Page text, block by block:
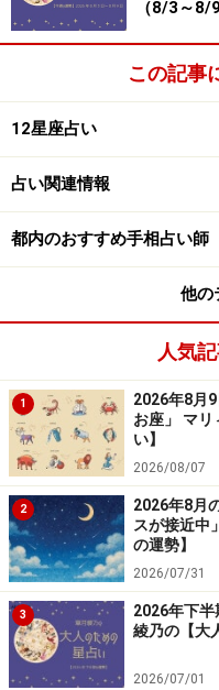
（8/3～8/9
この記事
12星座占い
占い関連情報
都内のおすすめ手相占い師
他の
人気
1
2026年8月
お座」 マ
い】
2026/08/07
2
2026年8月
スが接近中
の運勢】
2026/07/31
3
2026年下半
綾乃の【大
2026/07/01